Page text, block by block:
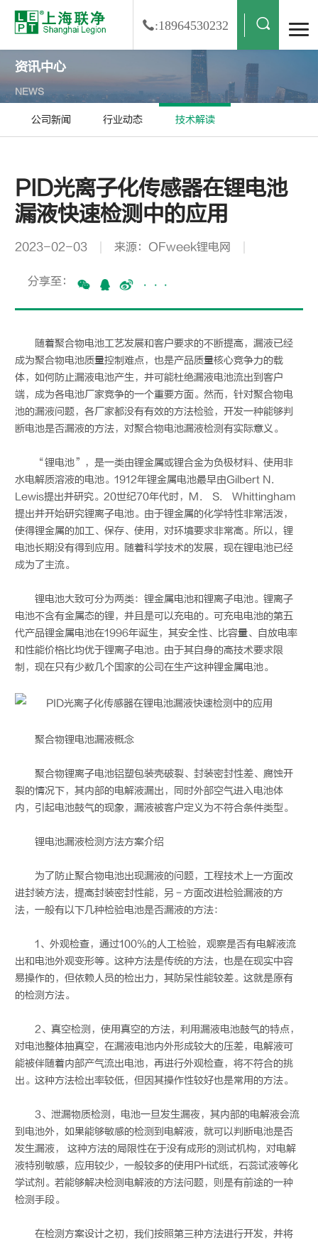
:18964530232
资讯中心
NEWS
公司新闻 行业动态 技术解读
PID光离子化传感器在锂电池
漏液快速检测中的应用
2023-02-03 来源：OFweek锂电网
分享至： ···
随着聚合物电池工艺发展和客户要求的不断提高，漏液已经
成为聚合物电池质量控制难点，也是产品质量核心竞争力的载
体，如何防止漏液电池产生，并可能杜绝漏液电池流出到客户
端，成为各电池厂家竞争的一个重要方面。然而，针对聚合物电
池的漏液问题，各厂家都没有有效的方法检验，开发一种能够判
断电池是否漏液的方法，对聚合物电池漏液检测有实际意义。
“锂电池”，是一类由锂金属或锂合金为负极材料、使用非
水电解质溶液的电池。1912年锂金属电池最早由Gilbert N．
Lewis提出并研究。20世纪70年代时，M． S． Whittingham
提出并开始研究锂离子电池。由于锂金属的化学特性非常活泼，
使得锂金属的加工、保存、使用，对环境要求非常高。所以，锂
电池长期没有得到应用。随着科学技术的发展，现在锂电池已经
成为了主流。
锂电池大致可分为两类：锂金属电池和锂离子电池。锂离子
电池不含有金属态的锂，并且是可以充电的。可充电电池的第五
代产品锂金属电池在1996年诞生，其安全性、比容量、自放电率
和性能价格比均优于锂离子电池。由于其自身的高技术要求限
制，现在只有少数几个国家的公司在生产这种锂金属电池。
聚合物锂电池漏液概念
聚合物锂离子电池铝塑包装壳破裂、封装密封性差、腐蚀开
裂的情况下，其内部的电解液漏出，同时外部空气进入电池体
内，引起电池鼓气的现象，漏液被客户定义为不符合条件类型。
锂电池漏液检测方法方案介绍
为了防止聚合物电池出现漏液的问题，工程技术上一方面改
进封装方法，提高封装密封性能，另－方面改进检验漏液的方
法，一般有以下几种检验电池是否漏液的方法：
1、外观检查，通过100％的人工检验，观察是否有电解液流
出和电池外观变形等。这种方法是传统的方法，也是在现实中容
易操作的，但依赖人员的检出力，其防呆性能较差。这就是原有
的检测方法。
2、真空检测，使用真空的方法，利用漏液电池鼓气的特点，
对电池整体抽真空，在漏液电池内外形成较大的压差，电解液可
能被伴随着内部产气流出电池，再进行外观检查，将不符合的挑
出。这种方法检出率较低，但因其操作性较好也是常用的方法。
3、泄漏物质检测，电池一旦发生漏夜，其内部的电解液会流
到电池外，如果能够敏感的检测到电解液，就可以判断电池是否
发生漏液， 这种方法的局限性在于没有成形的测试机构，对电解
液特别敏感，应用较少，一般较多的使用PH试纸，石蕊试液等化
学试剂。若能够解决检测电解液的方法问题，则是有前途的一种
检测手段。
在检测方案设计之初，我们按照第三种方法进行开发，并将